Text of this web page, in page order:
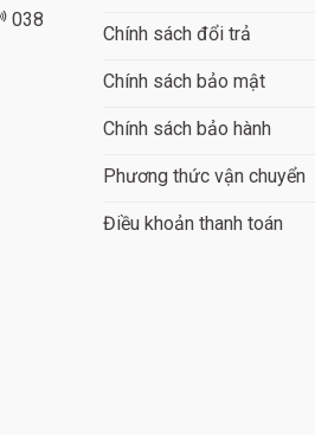
038
Chính sách đổi trả
Chính sách bảo mật
Chính sách bảo hành
Phương thức vận chuyển
Điều khoản thanh toán